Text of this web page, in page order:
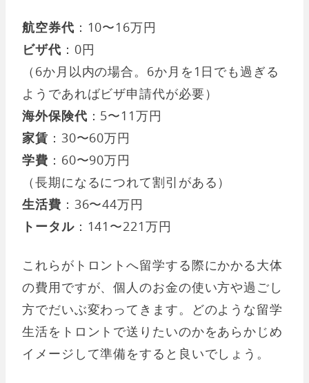
航空券代 ：10〜16万円
ビザ代 ：0円
（6か月以内の場合。6か月を1日でも過ぎる
ようであればビザ申請代が必要）
海外保険代 ：5〜11万円
家賃 ：30〜60万円
学費 ：60〜90万円
（長期になるにつれて割引がある）
生活費 ：36〜44万円
トータル：141〜221万円
これらがトロントへ留学する際にかかる大体
の費用ですが、個人のお金の使い方や過ごし
方でだいぶ変わってきます。どのような留学
生活をトロントで送りたいのかをあらかじめ
イメージして準備をすると良いでしょう。